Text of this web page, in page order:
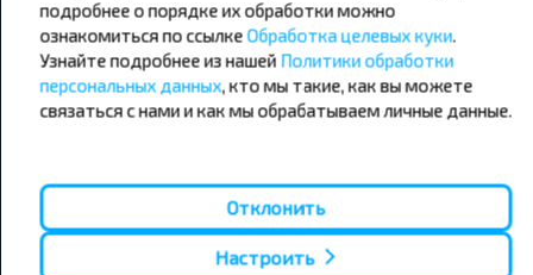
Минск - Пинск
Минск - Брест
Минск - Гомель
Минск - Бобруйск
Брест - Беловежская Пуща
Брест - Минск
Варшава - Минск
Санкт-Петербург - Минск
Минск - Вильнюс
Минск - Москва
Москва - Барановичи
подробнее о порядке их обработки можно
ознакомиться по ссылкеОбработка целевых куки.
Узнайте подробнее из нашей Политики обработки
персональных данных, кто мы такие, как вы можете
связаться с нами и как мы обрабатываем личные данные.
Отклонить
Настроить